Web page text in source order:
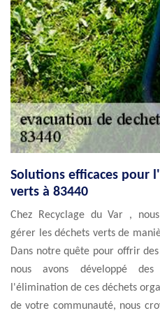
Solutions efficaces pour
verts à 83440
Chez Recyclage du Var ,
gérer les déchets verts de
Dans notre quête pour offrir
nous avons développé
l'élimination de ces déchets
de votre communauté, nous